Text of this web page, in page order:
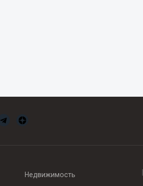
Недвижимость